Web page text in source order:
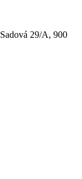
29/A, 900